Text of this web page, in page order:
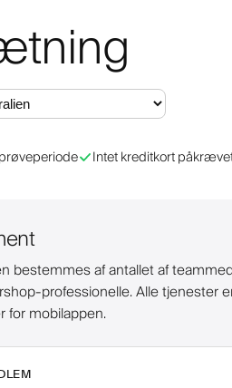
Intet kreditkort
bestemmes af antallet af
professionelle. Alle tjenester
for mobilappen.